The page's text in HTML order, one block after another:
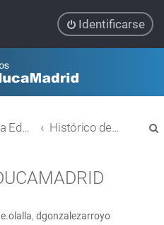
Identificarse
Plataforma Educativa EducaMadrid Histórico de temas
, dgonzalezarroyo